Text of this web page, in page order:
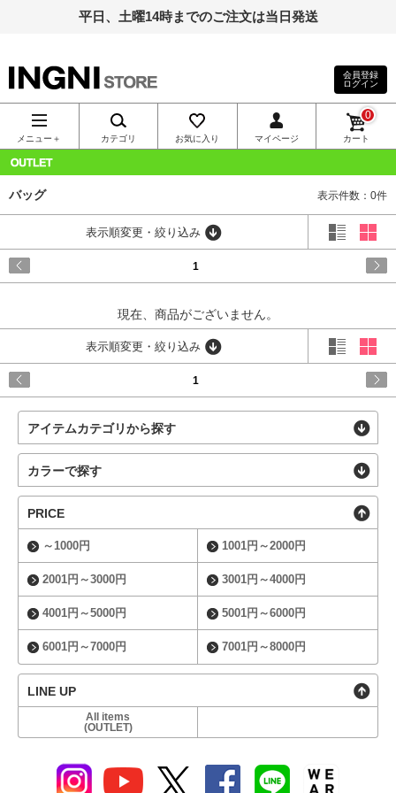
平日、土曜14時までのご注文は当日発送
INGNI（イン
グ）公式通
販｜INGNI
STORE
会員登録
ログイン
メニュー＋ カテゴリ お気に入り マイページ カート
0
バッグ 表示件数：0件
表示順変更・絞り込み
1
現在、商品がございません。
表示順変更・絞り込み
1
アイテムカテゴリから探す
カラーで探す
PRICE
～1000円 1001円～2000円
2001円～3000円 3001円～4000円
4001円～5000円 5001円～6000円
6001円～7000円 7001円～8000円
LINE UP
All items
(OUTLET)